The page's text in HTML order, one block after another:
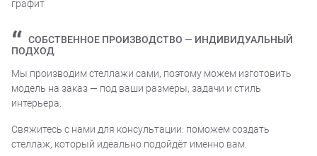
СОБСТВЕННОЕ ПРОИЗВОДСТВО — ИНДИВИДУАЛЬНЫЙ
ПОДХОД
Мы производим стеллажи сами, поэтому можем изготовить
модель на заказ — под ваши размеры, задачи и стиль
интерьера.
Свяжитесь с нами для консультации: поможем создать
стеллаж, который идеально подойдёт именно вам.